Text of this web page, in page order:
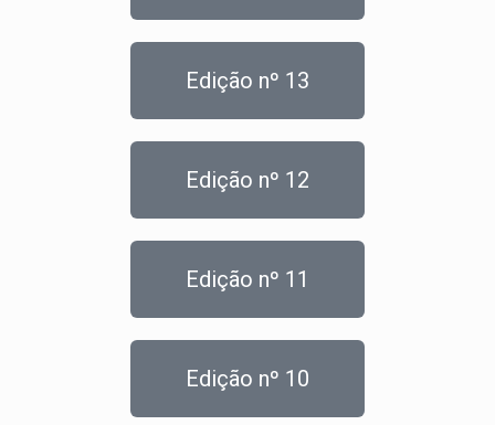
Edição nº 13
Edição nº 12
Edição nº 11
Edição nº 10